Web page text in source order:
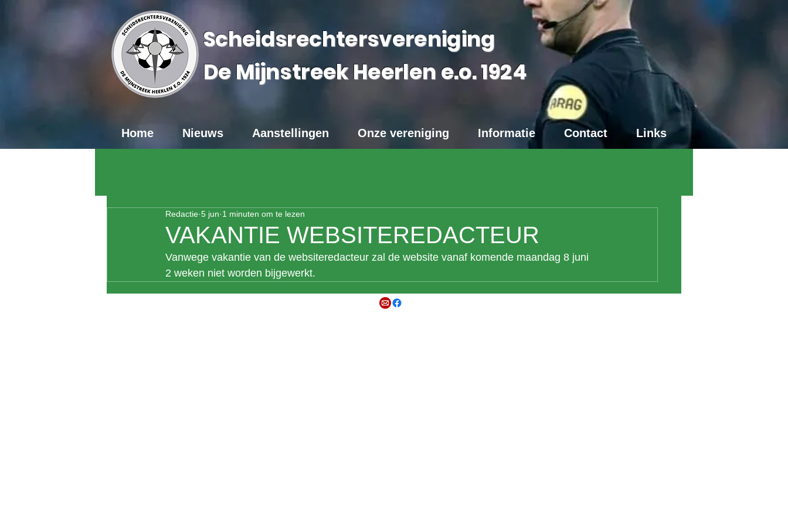
Scheidsrechtersvereniging
De Mijnstreek Heerlen e.o.1924
Home Nieuws Aanstellingen Onze vereniging Informatie Contact Links
VAKANTIE WEBSITEREDACTEUR
Redactie 5 jun 1 minuten om te lezen
Vanwege vakantie van de websiteredacteur zal de website vanaf komende maandag 8 juni
2 weken niet worden bijgewerkt.